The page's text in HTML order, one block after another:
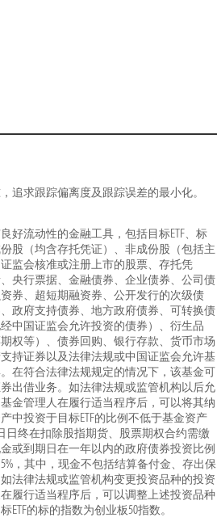
追求跟踪偏离度及跟踪误差的最小化。
好流动性的金融工具，包括目标ETF、标
股（均含存托凭证）、非成份股（包括主
监会核准或注册上市的股票、存托凭
央行票据、金融债券、企业债券、公司债
券、超短期融资券、公开发行的次级债
政府支持债券、地方政府债券、可转换债
中国证监会允许投资的债券）、衍生品
期权等）、债券回购、银行存款、货币市场
持证券以及法律法规或中国证监会允许基
在符合法律法规规定的情况下，该基金可
出借业务。如法律法规或监管机构以后允
金管理人在履行适当程序后，可以将其纳
中投资于目标ETF的比例不低于基金资产
日终在扣除股指期货、股票期权合约需缴
或到期日在一年以内的政府债券投资比例
，其中，现金不包括结算备付金、存出保
法律法规或监管机构变更投资品种的投资
履行适当程序后，可以调整上述投资品种
ETF的标的指数为创业板50指数。